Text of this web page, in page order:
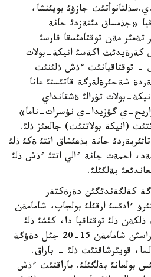
جازؤئ بويئنشا،
«جذمساق مئنةزدئ جانة
تةمئر مةن توقتامئسقا قارسئ
كةرةيدئث اكةسئ انيكة-بولات
- توقتاقيانئث ءذش ذلئنئث
شةجئرةلةرگة قاتئستئ عانا
بولات تؤرالئ ةشقانداي
ي گؤزيدا-ي نؤسرات-ناما»
(انيكة بولاتتئث) جالعئز ذلئ.
جانة بذعئشاق اتتئ ةكئ ذلئ
احمةت جانة ءالي اتتئ ءذش ذلئ
بةلگئلئ.
كةلگةندئگئن دةرةكتةر
ءادئسئ ارقئلئ بولجاپ، شامامةن
ذلئ توقتاقيا دا، كئشئ ذلئ
قويئرشاق، ولاردئث جاس اراسئن شامامةن 15-20 جئل دةؤگة
قويئرشاقتئث ذلئ - باراق.
قايتئس بولعانئ بةلگئلئ. باراقتئث ءذش